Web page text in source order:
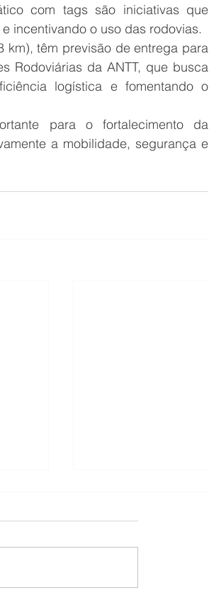
com tags são iniciativas que
incentivando o uso das rodovias.
km), têm previsão de entrega para
Rodoviárias da ANTT, que busca
logística e fomentando o
para o fortalecimento da
a mobilidade, segurança e